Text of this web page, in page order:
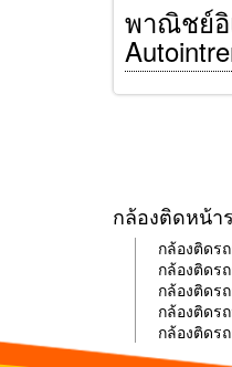
พาณิชย์อิ
กล้องติดหน้า
กล้องติดร
กล้องติดร
กล้องติดร
กล้องติดร
กล้องติดร